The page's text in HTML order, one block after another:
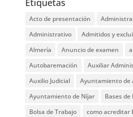
Etiquetas
Acto de presentación
Administrativo
Admitidos y
Almería
Anuncio de examen
Autobaremación
Auxiliar
Auxilio Judicial
Ayuntamiento de
Ayuntamiento de Níjar
Bases
Bolsa de Trabajo
como acreditar